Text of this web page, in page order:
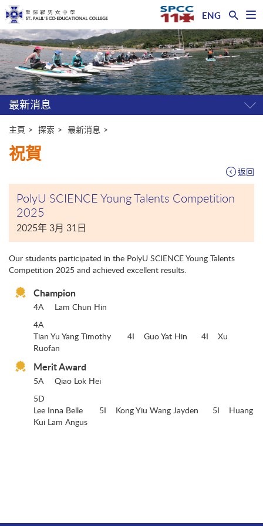
開
選
單
ENG
主
内
容
開
始
最新消息 開
主頁 探索 最新消息
祝賀
返回
PolyU SCIENCE Young Talents Competition
2025
2025年 3月 31日
Our students participated in the PolyU SCIENCE Young Talents
Competition 2025 and achieved excellent results.
Champion
4A
Lam Chun Hin
4A
Tian Yu Yang Timothy 4I Guo Yat Hin 4I Xu
Ruofan
Merit Award
5A
Qiao Lok Hei
5D
Lee Inna Belle 5I Kong Yiu Wang Jayden 5I Huang
Kui Lam Angus